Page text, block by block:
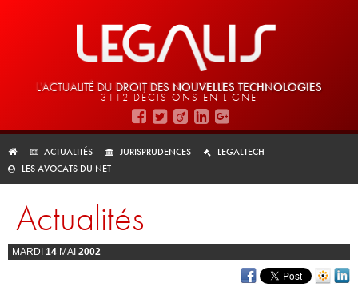
L'ACTUALITÉ DU DROIT DES NOUVELLES TECHNOLOGIES
3112 DÉCISIONS EN LIGNE
ACTUALITÉS JURISPRUDENCES
LEGALTECH
LES AVOCATS DU NET
Actualités
MARDI 14 MAI 2002